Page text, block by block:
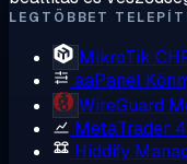
LEGTÖBBET
MikroTik
aaPanel
WireGuard
MetaTrader 4
Hiddify